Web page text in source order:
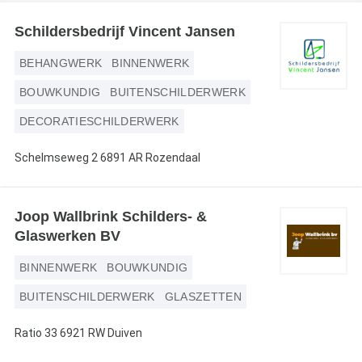
Magazines
Schildersbedrijf Vincent Jansen
BEHANGWERK BINNENWERK
BOUWKUNDIG BUITENSCHILDERWERK
DECORATIESCHILDERWERK
Schelmseweg 2 6891 AR Rozendaal
Joop Wallbrink Schilders- &
Glaswerken BV
BINNENWERK BOUWKUNDIG
BUITENSCHILDERWERK GLASZETTEN
Ratio 33 6921 RW Duiven